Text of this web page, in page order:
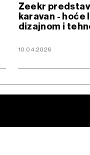
Zeekr
karavan -
dizajnom i
10.04.2026